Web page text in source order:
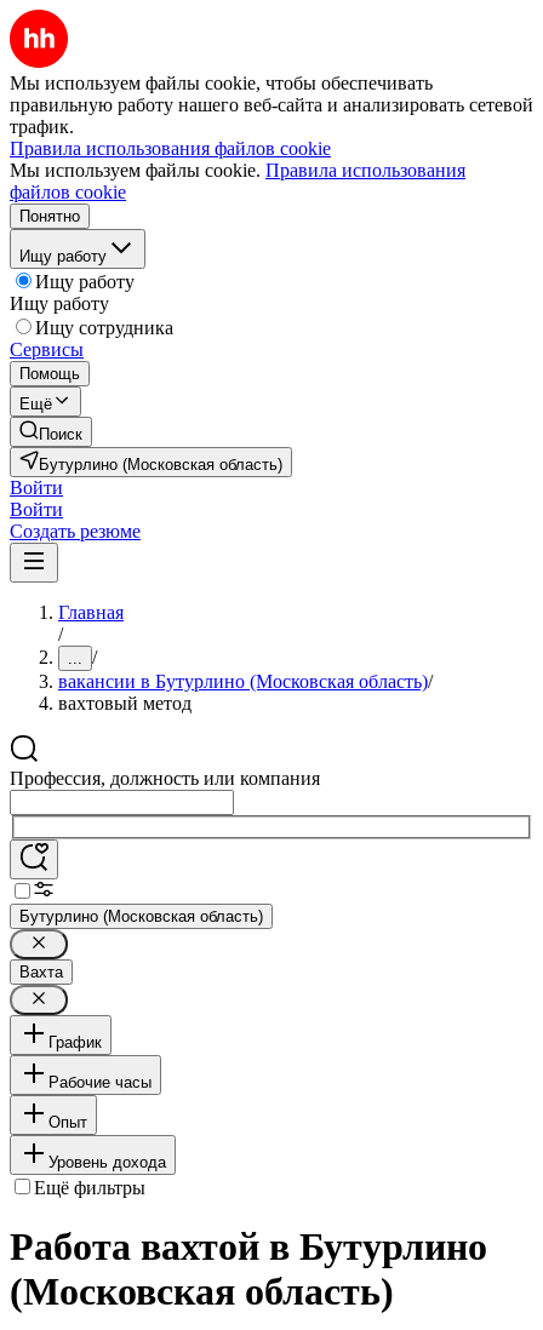
Мы используем файлы cookie, чтобы обеспечивать
правильную работу нашего веб-сайта и анализировать сетевой
трафик.
Правила использования файлов cookie
Мы используем файлы cookie. Правила использования
файлов cookie
Понятно
Ищу работу
Ищу работу
Ищу работу
Ищу сотрудника
Сервисы
Помощь
Ещё
Поиск
Бутурлино (Московская область)
Войти
Войти
Создать резюме
Главная
/
... /
вакансии в Бутурлино (Московская область)/
вахтовый метод
Профессия, должность или компания
Бутурлино (Московская область)
Вахта
График
Рабочие часы
Опыт
Уровень дохода
Ещё фильтры
Работа вахтой в Бутурлино
(Московская область)